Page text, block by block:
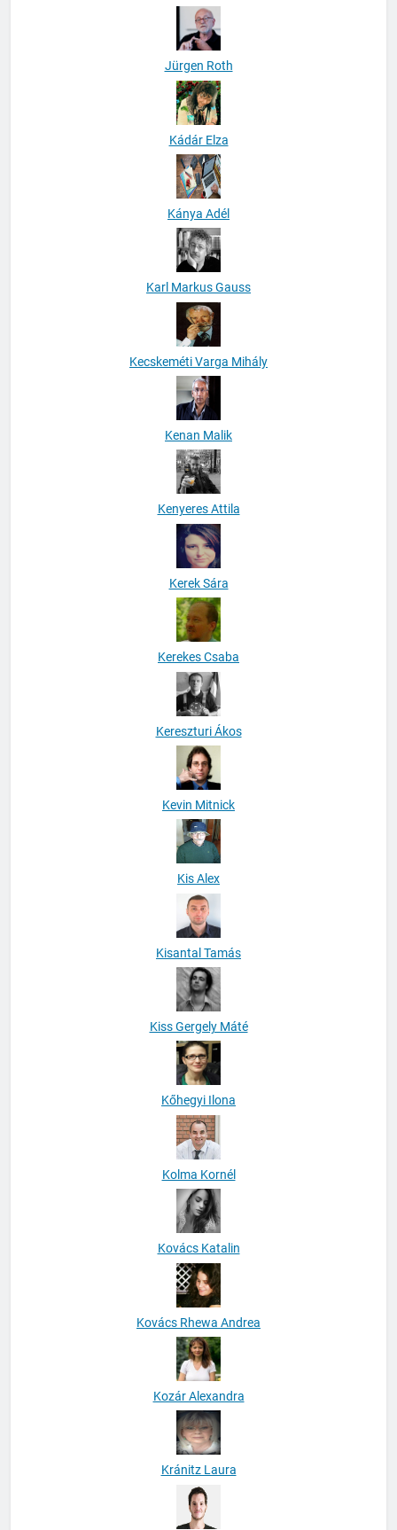
Jürgen Roth
Kádár Elza
Kánya Adél
Karl Markus Gauss
Kecskeméti Varga Mihály
Kenan Malik
Kenyeres Attila
Kerek Sára
Kerekes Csaba
Kereszturi Ákos
Kevin Mitnick
Kis Alex
Kisantal Tamás
Kiss Gergely Máté
Kőhegyi Ilona
Kolma Kornél
Kovács Katalin
Kovács Rhewa Andrea
Kozár Alexandra
Kránitz Laura